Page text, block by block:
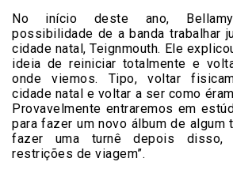
No início deste ano,
possibilidade de a banda trabalhar
cidade natal, Teignmouth. Ele
ideia de reiniciar totalmente e
onde viemos. Tipo, voltar
cidade natal e voltar a ser como
Provavelmente entraremos em
para fazer um novo álbum de algum
fazer uma turnê depois disso,
restrições de viagem”.